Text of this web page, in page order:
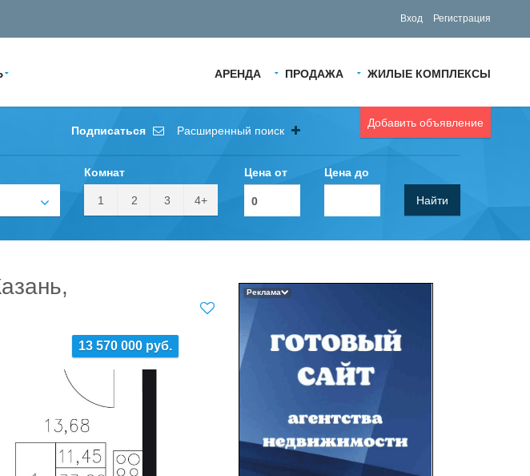
Вход Регистрация
АРЕНДА ПРОДАЖА ЖИЛЫЕ КОМПЛЕКСЫ
Добавить объявление
Подписаться Расширенный поиск
Комнат
1 2 3 4+
Цена от Цена до
Найти
13 570 000 руб.
Реклама